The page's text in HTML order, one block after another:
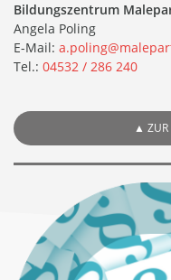
Bildungszentrum
Angela Poling
E-Mail:
Tel.: 04532 / 286 240
▲ ZUR